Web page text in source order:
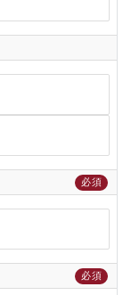
必須
必須